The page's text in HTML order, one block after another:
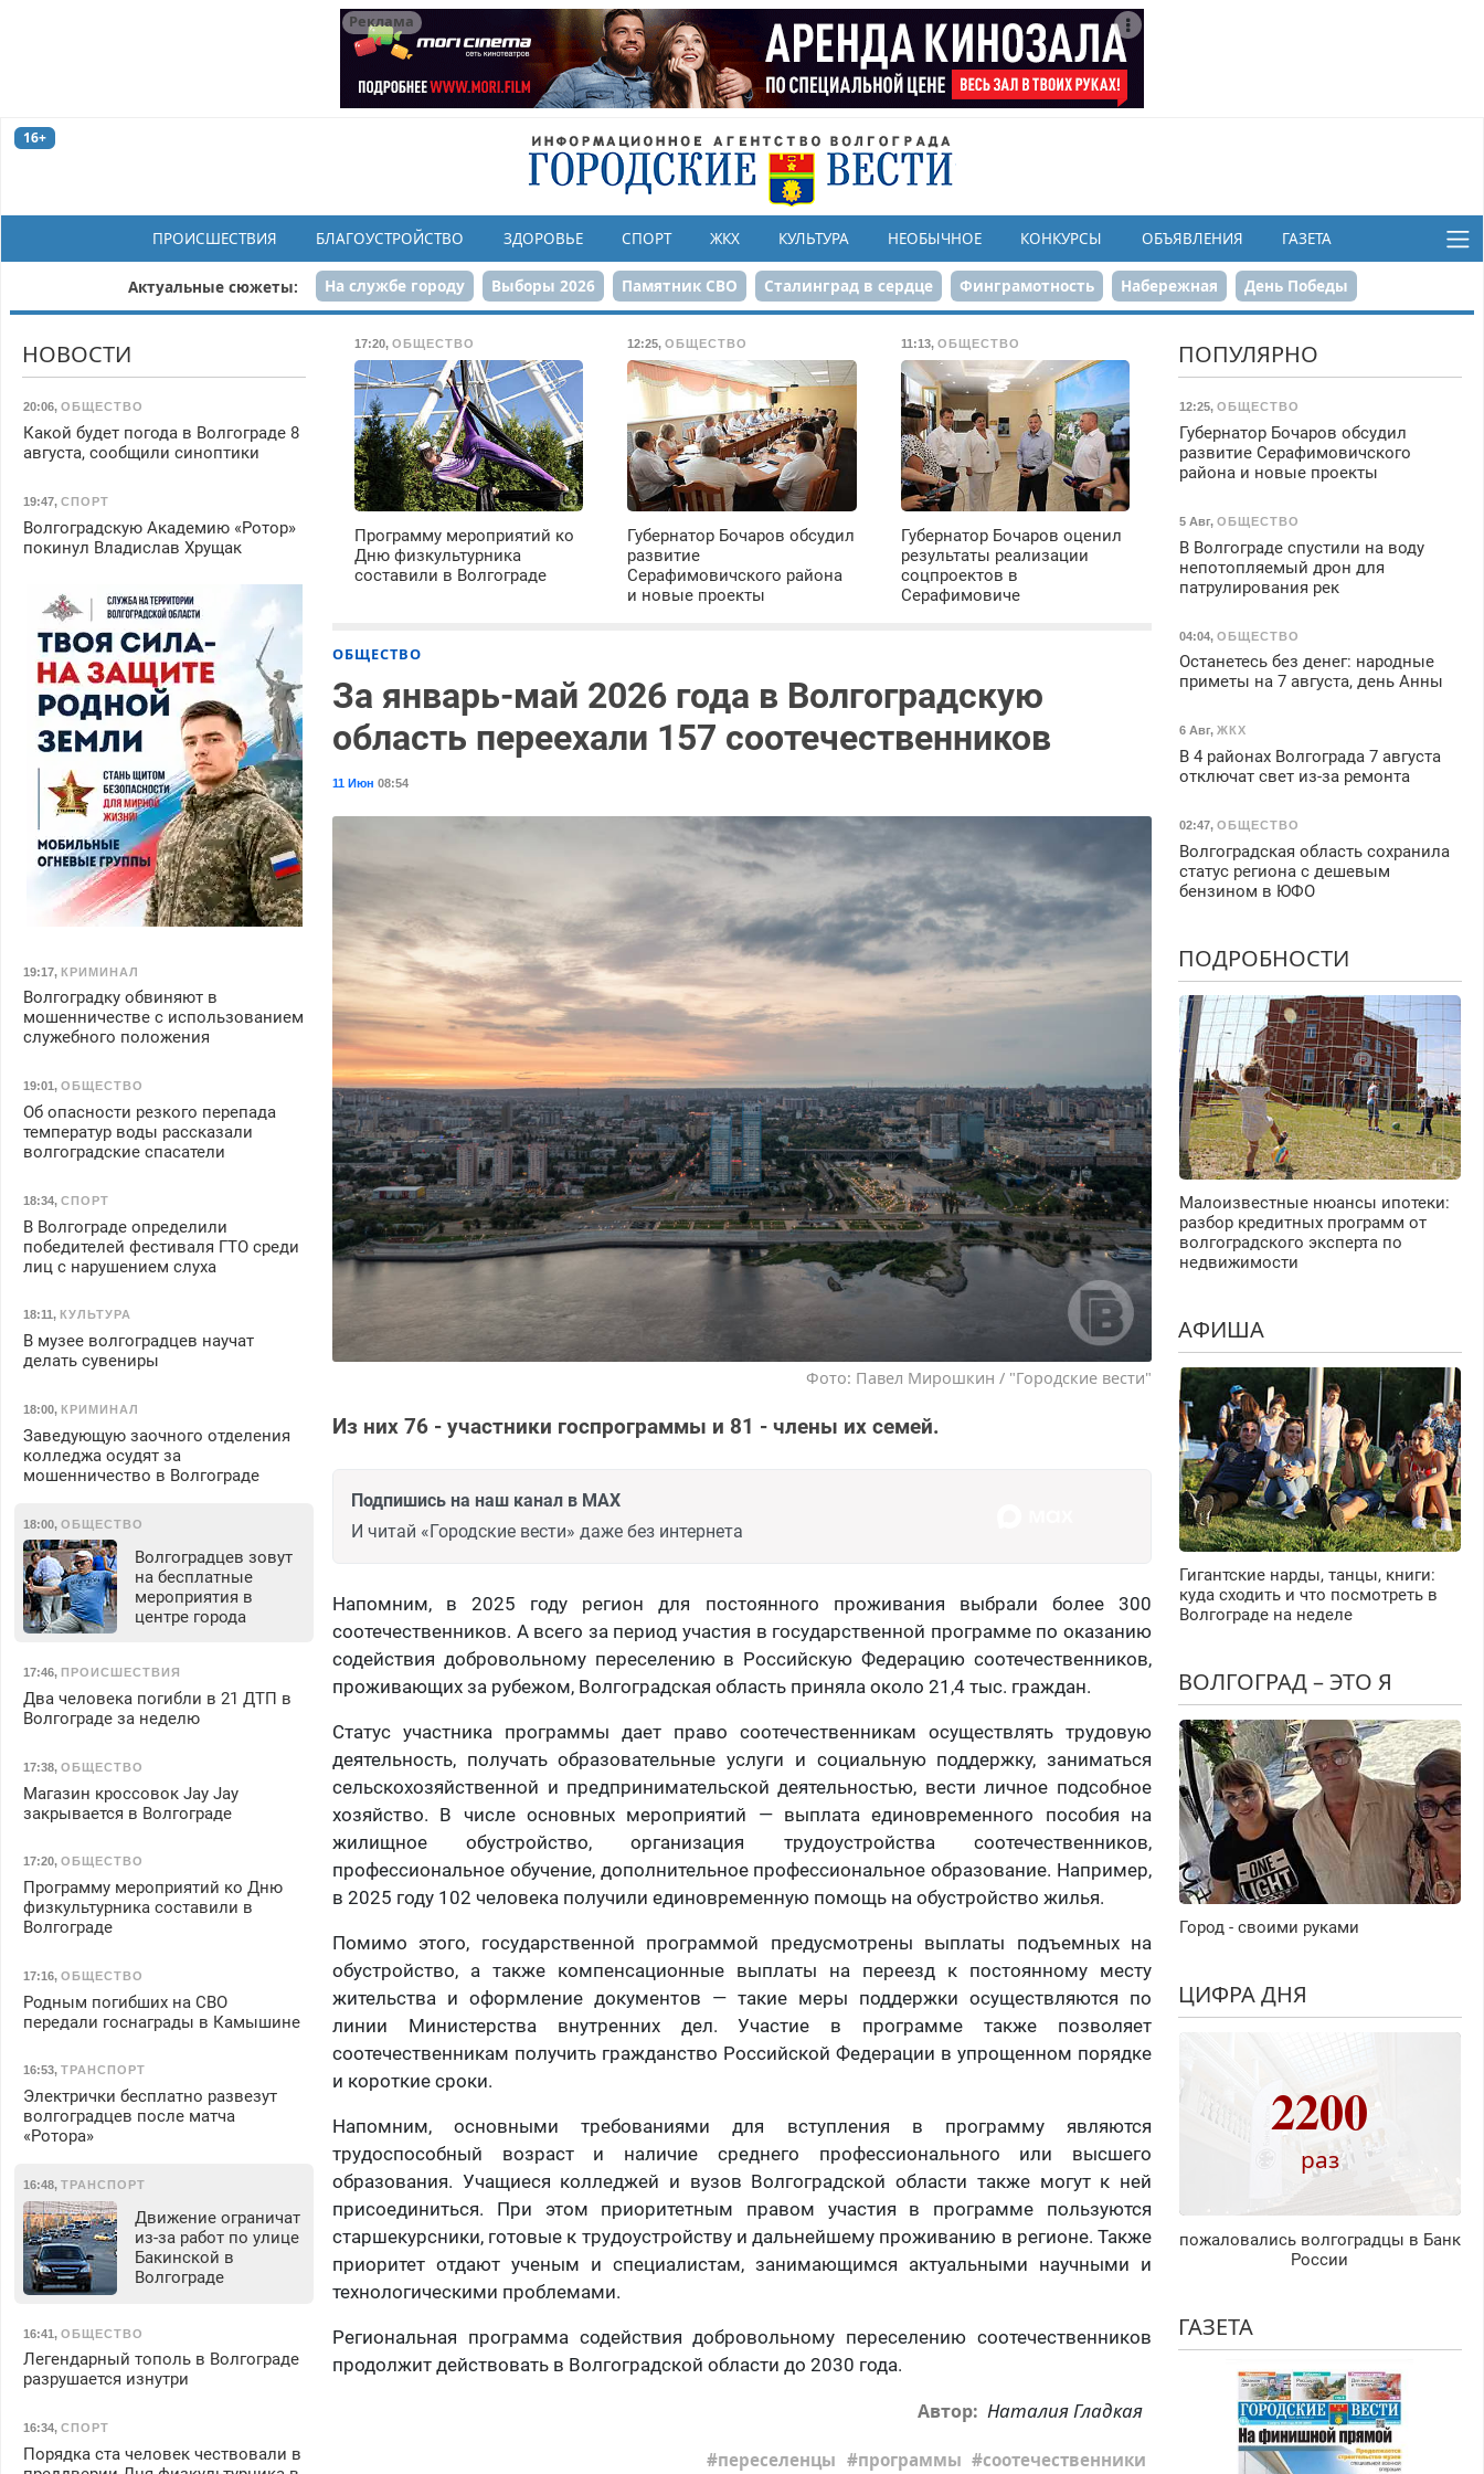
Реклама
16+
ПРОИСШЕСТВИЯ БЛАГОУСТРОЙСТВО ЗДОРОВЬЕ СПОРТ ЖКХ КУЛЬТУРА НЕОБЫЧНОЕ КОНКУРСЫ ОБЪЯВЛЕНИЯ ГАЗЕТА
Актуальные сюжеты: На службе городу Выборы 2026 Памятник СВО Сталинград в сердце Финграмотность Набережная День Победы
Реконструкция ЦПКиО 80-летие Победы Парк Героев-летчиков
17:20,ОБЩЕСТВО
Программу мероприятий ко
Дню физкультурника
составили в Волгограде
12:25,ОБЩЕСТВО
Губернатор Бочаров обсудил
развитие
Серафимовичского района
и новые проекты
11:13, ОБЩЕСТВО
Губернатор Бочаров оценил
результаты реализации
соцпроектов в
Серафимовиче
ОБЩЕСТВО
За январь-май 2026 года в Волгоградскую
область переехали 157 соотечественников
11 Июн 08:54
Фото: Павел Мирошкин / "Городские вести"
Из них 76 - участники госпрограммы и 81 - члены их семей.
Подпишись на наш канал в MAX
И читай «Городские вести» даже без интернета
Напомним, в 2025 году регион для постоянного проживания выбрали более 300
соотечественников. А всего за период участия в государственной программе по оказанию
содействия добровольному переселению в Российскую Федерацию соотечественников,
проживающих за рубежом, Волгоградская область приняла около 21,4 тыс. граждан.
Статус участника программы дает право соотечественникам осуществлять трудовую
деятельность, получать образовательные услуги и социальную поддержку, заниматься
сельскохозяйственной и предпринимательской деятельностью, вести личное подсобное
хозяйство. В числе основных мероприятий — выплата единовременного пособия на
жилищное обустройство, организация трудоустройства соотечественников,
профессиональное обучение, дополнительное профессиональное образование. Например,
в 2025 году 102 человека получили единовременную помощь на обустройство жилья.
Помимо этого, государственной программой предусмотрены выплаты подъемных на
обустройство, а также компенсационные выплаты на переезд к постоянному месту
жительства и оформление документов — такие меры поддержки осуществляются по
линии Министерства внутренних дел. Участие в программе также позволяет
соотечественникам получить гражданство Российской Федерации в упрощенном порядке
и короткие сроки.
Напомним, основными требованиями для вступления в программу являются
трудоспособный возраст и наличие среднего профессионального или высшего
образования. Учащиеся колледжей и вузов Волгоградской области также могут к ней
присоединиться. При этом приоритетным правом участия в программе пользуются
старшекурсники, готовые к трудоустройству и дальнейшему проживанию в регионе. Также
приоритет отдают ученым и специалистам, занимающимся актуальными научными и
технологическими проблемами.
Региональная программа содействия добровольному переселению соотечественников
продолжит действовать в Волгоградской области до 2030 года.
Автор: Наталия Гладкая
переселенцы программы соотечественники
НОВОСТИ
20:06, ОБЩЕСТВО
Какой будет погода в Волгограде 8
августа, сообщили синоптики
19:47, СПОРТ
Волгоградскую Академию «Ротор»
покинул Владислав Хрущак
19:17, КРИМИНАЛ
Волгоградку обвиняют в
мошенничестве с использованием
служебного положения
19:01, ОБЩЕСТВО
Об опасности резкого перепада
температур воды рассказали
волгоградские спасатели
18:34, СПОРТ
В Волгограде определили
победителей фестиваля ГТО среди
лиц с нарушением слуха
18:11 , КУЛЬТУРА
В музее волгоградцев научат
делать сувениры
18:00, КРИМИНАЛ
Заведующую заочного отделения
колледжа осудят за
мошенничество в Волгограде
18:00, ОБЩЕСТВО
Волгоградцев зовут
на бесплатные
мероприятия в
центре города
17:46, ПРОИСШЕСТВИЯ
Два человека погибли в 21 ДТП в
Волгограде за неделю
17:38, ОБЩЕСТВО
Магазин кроссовок Jay Jay
закрывается в Волгограде
17:20, ОБЩЕСТВО
Программу мероприятий ко Дню
физкультурника составили в
Волгограде
17:16, ОБЩЕСТВО
Родным погибших на СВО
передали госнаграды в Камышине
16:53, ТРАНСПОРТ
Электрички бесплатно развезут
волгоградцев после матча
«Ротора»
16:48, ТРАНСПОРТ
Движение ограничат
из-за работ по улице
Бакинской в
Волгограде
16:41, ОБЩЕСТВО
Легендарный тополь в Волгограде
разрушается изнутри
16:34, СПОРТ
Порядка ста человек чествовали в
ПОПУЛЯРНО
12:25, ОБЩЕСТВО
Губернатор Бочаров обсудил
развитие Серафимовичского
района и новые проекты
5 Авг, ОБЩЕСТВО
В Волгограде спустили на воду
непотопляемый дрон для
патрулирования рек
04:04, ОБЩЕСТВО
Останетесь без денег: народные
приметы на 7 августа, день Анны
6 Авг, ЖКХ
В 4 районах Волгограда 7 августа
отключат свет из-за ремонта
02:47, ОБЩЕСТВО
Волгоградская область сохранила
статус региона с дешевым
бензином в ЮФО
ПОДРОБНОСТИ
Малоизвестные нюансы ипотеки:
разбор кредитных программ от
волгоградского эксперта по
недвижимости
АФИША
Гигантские нарды, танцы, книги:
куда сходить и что посмотреть в
Волгограде на неделе
ВОЛГОГРАД – ЭТО Я
Город - своими руками
ЦИФРА ДНЯ
2200
раз
пожаловались волгоградцы в Банк
России
ГАЗЕТА